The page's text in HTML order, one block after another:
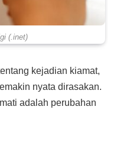
(.inet)
kejadian kiamat,
nyata dirasakan.
adalah perubahan